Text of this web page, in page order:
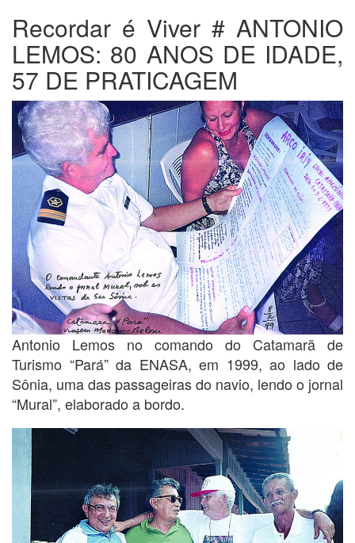
Recordar é Viver # ANTONIO
LEMOS: 80 ANOS DE IDADE,
57 DE PRATICAGEM
Antonio Lemos no comando do Catamarã de
Turismo “Pará” da ENASA, em 1999, ao lado de
Sônia, uma das passageiras do navio, lendo o jornal
“Mural”, elaborado a bordo.